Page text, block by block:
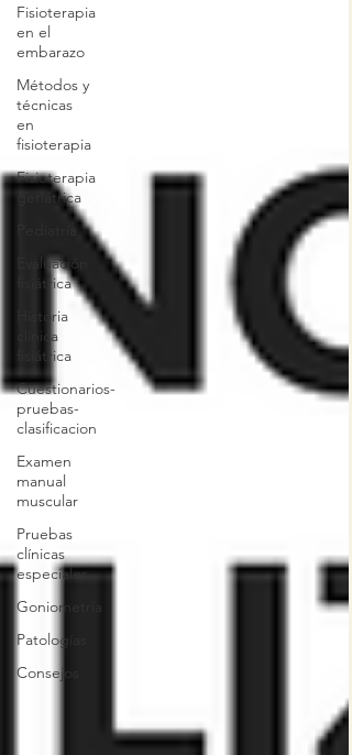
Fisioterapia
en el
embarazo
Métodos y
técnicas
en
fisioterapia
Fisioterapia
geriátrica
Pediatría
Evaluación
fisiátrica
Historia
clínica
fisiátrica
Cuestionarios-
pruebas-
clasificacion
Examen
manual
muscular
Pruebas
clínicas
especiales
Goniometría
Patologías
Consejos